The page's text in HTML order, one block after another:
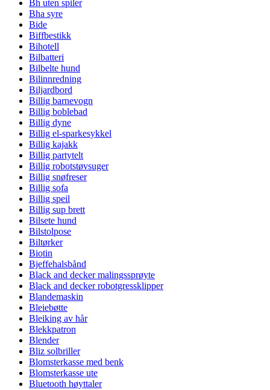
Bh uten spiler
Bha syre
Bide
Biffbestikk
Bihotell
Bilbatteri
Bilbelte hund
Bilinnredning
Biljardbord
Billig barnevogn
Billig boblebad
Billig dyne
Billig el-sparkesykkel
Billig kajakk
Billig partytelt
Billig robotstøvsuger
Billig snøfreser
Billig sofa
Billig speil
Billig sup brett
Bilsete hund
Bilstolpose
Biltørker
Biotin
Bjeffehalsbånd
Black and decker malingssprøyte
Black and decker robotgressklipper
Blandemaskin
Bleiebøtte
Bleiking av hår
Blekkpatron
Blender
Bliz solbriller
Blomsterkasse med benk
Blomsterkasse ute
Bluetooth høyttaler